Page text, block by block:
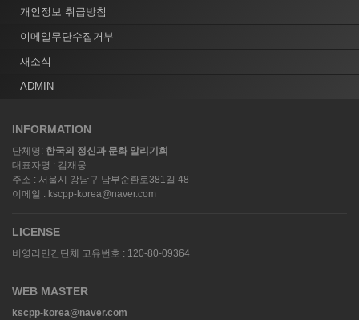
개인정보 취급방침
이메일무단수집거부
새소식
ADMIN
INFORMATION
단체명: 한국의 정신과 문화 알리기회
대표자명 : 김재웅
주소 : 서울시 강남구 남부순환로381길 48
이메일 : kscpp-korea@naver.com
LICENSE
비영리민간단체 고유번호 : 120-80-09364
WEB MASTER
kscpp-korea@naver.com